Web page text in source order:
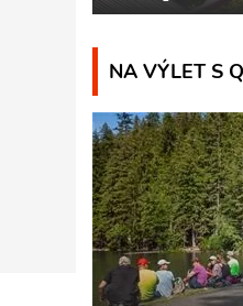
NA VÝLET S